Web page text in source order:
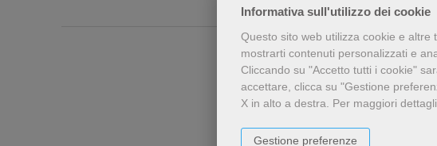
Informativa sull'utilizzo dei cookie
Questo sito web utilizza cookie e altre
mostrarti contenuti personalizzati e
Cliccando su "Accetto tutti i cookie"
accettare, clicca su "Gestione
X in alto a destra. Per maggiori
Gestione preferenze